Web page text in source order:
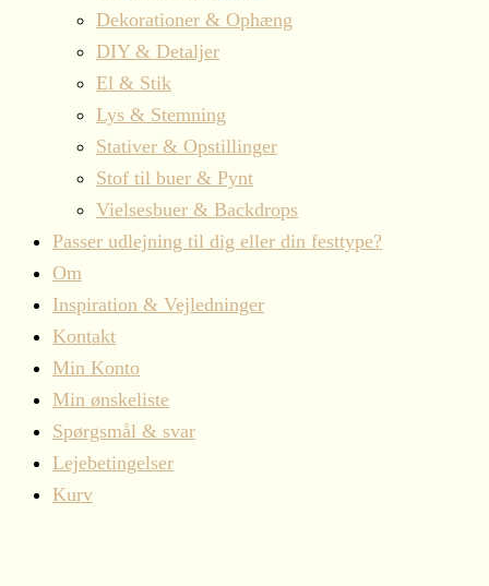
Dekorationer & Ophæng
DIY & Detaljer
El & Stik
Lys & Stemning
Stativer & Opstillinger
Stof til buer & Pynt
Vielsesbuer & Backdrops
Passer udlejning til dig eller din festtype?
Om
Inspiration & Vejledninger
Kontakt
Min Konto
Min ønskeliste
Spørgsmål & svar
Lejebetingelser
Kurv